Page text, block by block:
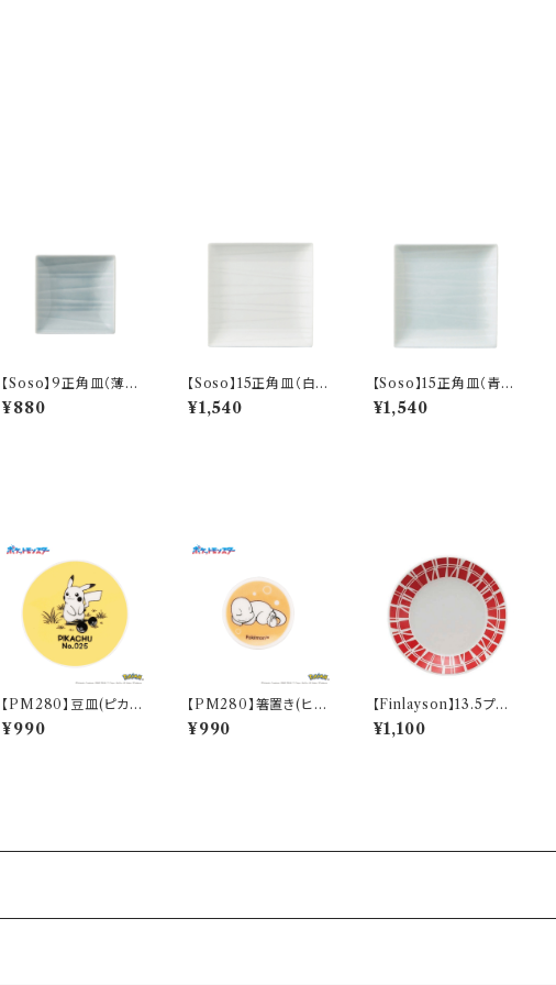
【Soso】9正角皿（薄墨)
O-P31503
¥880
【Soso】15正角皿（白)
O-P31301
¥1,540
【Soso】15正角皿（青
白) O-P31302
¥1,540
【PM280】豆皿(ピカチ
ュウ)【Daily Sketch】P
M284-333
¥990
【PM280】箸置き(ヒト
カゲ)【Daily Sketch】P
M282-402
¥990
【Finlayson】13.5プレ
ート（レッド）【コロナ】
¥1,100